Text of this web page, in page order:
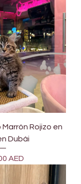
Rojizo en
Dubái
AED